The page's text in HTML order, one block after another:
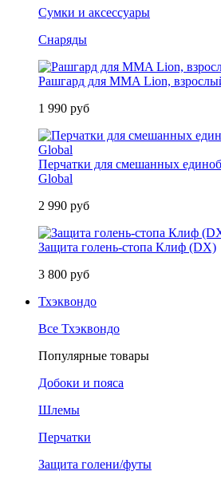
Сумки и аксессуары
Снаряды
Рашгард для MMA Lion,
1 990 руб
Перчатки для смешанных
Global
2 990 руб
Защита голень-стопа Клиф (DX)
3 800 руб
Тхэквондо
Все Тхэквондо
Популярные товары
Добоки и пояса
Шлемы
Перчатки
Защита голени/футы